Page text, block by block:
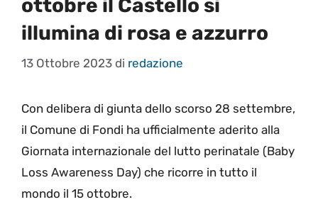
ottobre il Castello si
illumina di rosa e azzurro
13 Ottobre 2023 di redazione
Con delibera di giunta dello scorso 28 settembre,
il Comune di Fondi ha ufficialmente aderito alla
Giornata internazionale del lutto perinatale (Baby
Loss Awareness Day) che ricorre in tutto il
mondo il 15 ottobre.